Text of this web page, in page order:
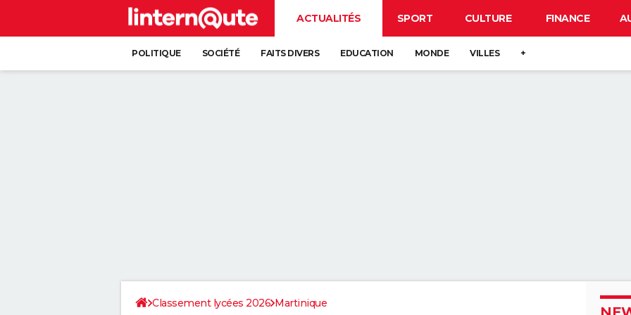
ACTUALITÉS SPORT CULTURE FINANCE
POLITIQUE SOCIÉTÉ FAITS DIVERS EDUCATION MONDE VILLES +
Classement lycées 2026 Martinique